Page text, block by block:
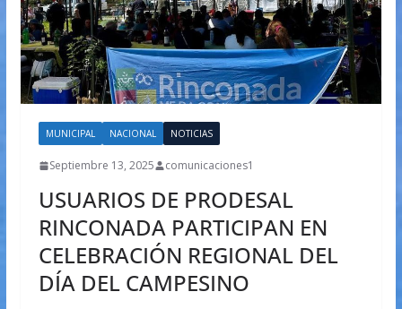
MUNICIPAL NACIONAL NOTICIAS
Septiembre 13, 2025 comunicaciones1
USUARIOS DE PRODESAL
RINCONADA PARTICIPAN EN
CELEBRACIÓN REGIONAL DEL
DÍA DEL CAMPESINO